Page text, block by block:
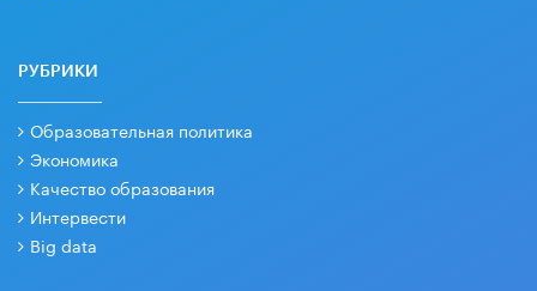
РУБРИКИ
Образовательная политика
Экономика
Качество образования
Интервести
Big data